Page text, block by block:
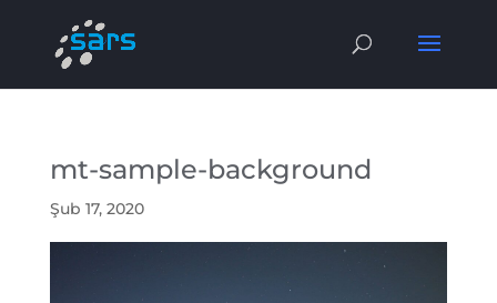
mt-sample-background
Şub 17, 2020